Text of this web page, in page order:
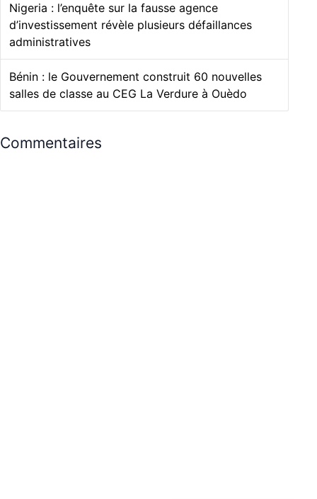
Nigeria : l’enquête sur la fausse agence
d’investissement révèle plusieurs défaillances
administratives
Bénin : le Gouvernement construit 60 nouvelles
salles de classe au CEG La Verdure à Ouèdo
Commentaires